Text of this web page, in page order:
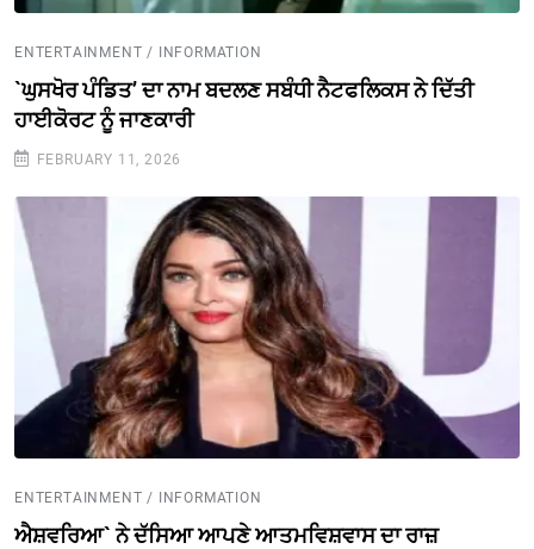
ENTERTAINMENT / INFORMATION
`ਘੁਸਖੋਰ ਪੰਡਿਤ’ ਦਾ ਨਾਮ ਬਦਲਣ ਸਬੰਧੀ ਨੈਟਫਲਿਕਸ ਨੇ ਦਿੱਤੀ
ਹਾਈਕੋਰਟ ਨੂੰ ਜਾਣਕਾਰੀ
FEBRUARY 11, 2026
ENTERTAINMENT / INFORMATION
ਐਸ਼ਵਰਿਆ` ਨੇ ਦੱਸਿਆ ਆਪਣੇ ਆਤਮਵਿਸ਼ਵਾਸ ਦਾ ਰਾਜ਼